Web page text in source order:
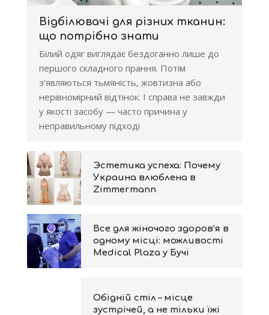
Відбілювачі для різних тканин:
що потрібно знати
Білий одяг виглядає бездоганно лише до
першого складного прання. Потім
з’являються тьмяність, жовтизна або
нерівномірний відтінок. І справа не завжди
у якості засобу — часто причина у
неправильному підході
Эстетика успеха: Почему
Украина влюблена в
Zimmermann
Все для жіночого здоров’я в
одному місці: можливості
Medical Plaza у Бучі
Обідній стіл – місце
зустрічей, а не тільки їжі